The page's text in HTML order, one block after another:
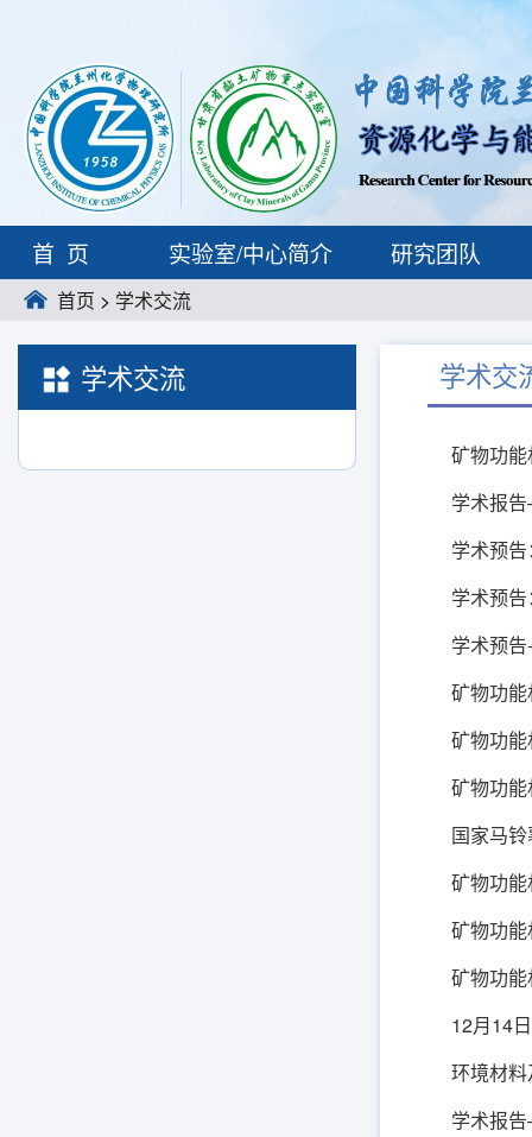
首页 实验室/中心简介 研究团队
首页 > 学术交流
学术交流 学术交
矿物功
学术报
学术预
学术预
学术预
矿物功
矿物功
矿物功
国家马
矿物功
矿物功
矿物功
12月14
环境材
学术报